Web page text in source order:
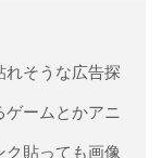
れそうな広告探
ゲームとかアニ
ク貼っても画像